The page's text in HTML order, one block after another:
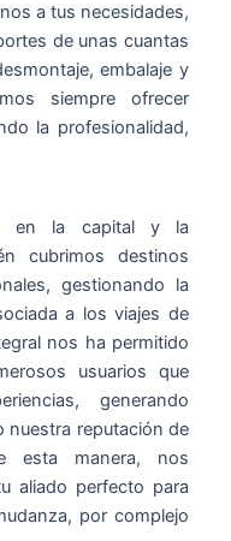
a tus necesidades,
de unas cuantas
embalaje y
siempre ofrecer
la profesionalidad,
en la capital y la
cubrimos destinos
gestionando la
a los viajes de
nos ha permitido
usuarios que
generando
reputación de
esta manera, nos
aliado perfecto para
por complejo